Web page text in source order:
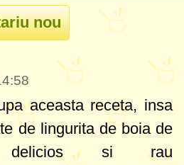
aceasta receta, insa
de lingurita de boia de
delicios si rau